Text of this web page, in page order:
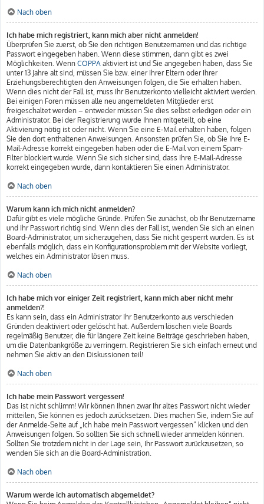
Nach oben
Ich habe mich registriert, kann mich aber nicht anmelden!
Überprüfen Sie zuerst, ob Sie den richtigen Benutzernamen und das richtige
Passwort eingegeben haben. Wenn diese stimmen, dann gibt es zwei
Möglichkeiten. Wenn COPPA aktiviert ist und Sie angegeben haben, dass Sie
unter 13 Jahre alt sind, müssen Sie bzw. einer Ihrer Eltern oder Ihrer
Erziehungsberechtigten den Anweisungen folgen, die Sie erhalten haben.
Wenn dies nicht der Fall ist, muss Ihr Benutzerkonto vielleicht aktiviert werden.
Bei einigen Foren müssen alle neu angemeldeten Mitglieder erst
freigeschaltet werden – entweder müssen Sie dies selbst erledigen oder ein
Administrator. Bei der Registrierung wurde Ihnen mitgeteilt, ob eine
Aktivierung nötig ist oder nicht. Wenn Sie eine E-Mail erhalten haben, folgen
Sie den dort enthaltenen Anweisungen. Ansonsten prüfen Sie, ob Sie Ihre E-
Mail-Adresse korrekt eingegeben haben oder die E-Mail von einem Spam-
Filter blockiert wurde. Wenn Sie sich sicher sind, dass Ihre E-Mail-Adresse
korrekt eingegeben wurde, dann kontaktieren Sie einen Administrator.
Nach oben
Warum kann ich mich nicht anmelden?
Dafür gibt es viele mögliche Gründe. Prüfen Sie zunächst, ob Ihr Benutzername
und Ihr Passwort richtig sind. Wenn dies der Fall ist, wenden Sie sich an einen
Board-Administrator, um sicherzugehen, dass Sie nicht gesperrt wurden. Es ist
ebenfalls möglich, dass ein Konfigurationsproblem mit der Website vorliegt,
welches ein Administrator lösen muss.
Nach oben
Ich habe mich vor einiger Zeit registriert, kann mich aber nicht mehr
anmelden?!
Es kann sein, dass ein Administrator Ihr Benutzerkonto aus verschieden
Gründen deaktiviert oder gelöscht hat. Außerdem löschen viele Boards
regelmäßig Benutzer, die für längere Zeit keine Beiträge geschrieben haben,
um die Datenbankgröße zu verringern. Registrieren Sie sich einfach erneut und
nehmen Sie aktiv an den Diskussionen teil!
Nach oben
Ich habe mein Passwort vergessen!
Das ist nicht schlimm! Wir können Ihnen zwar Ihr altes Passwort nicht wieder
mitteilen, Sie können es jedoch zurücksetzen. Dies machen Sie, indem Sie auf
der Anmelde-Seite auf „Ich habe mein Passwort vergessen“ klicken und den
Anweisungen folgen. So sollten Sie sich schnell wieder anmelden können.
Sollten Sie trotzdem nicht in der Lage sein, Ihr Passwort zurückzusetzen, so
wenden Sie sich an die Board-Administration.
Nach oben
Warum werde ich automatisch abgemeldet?